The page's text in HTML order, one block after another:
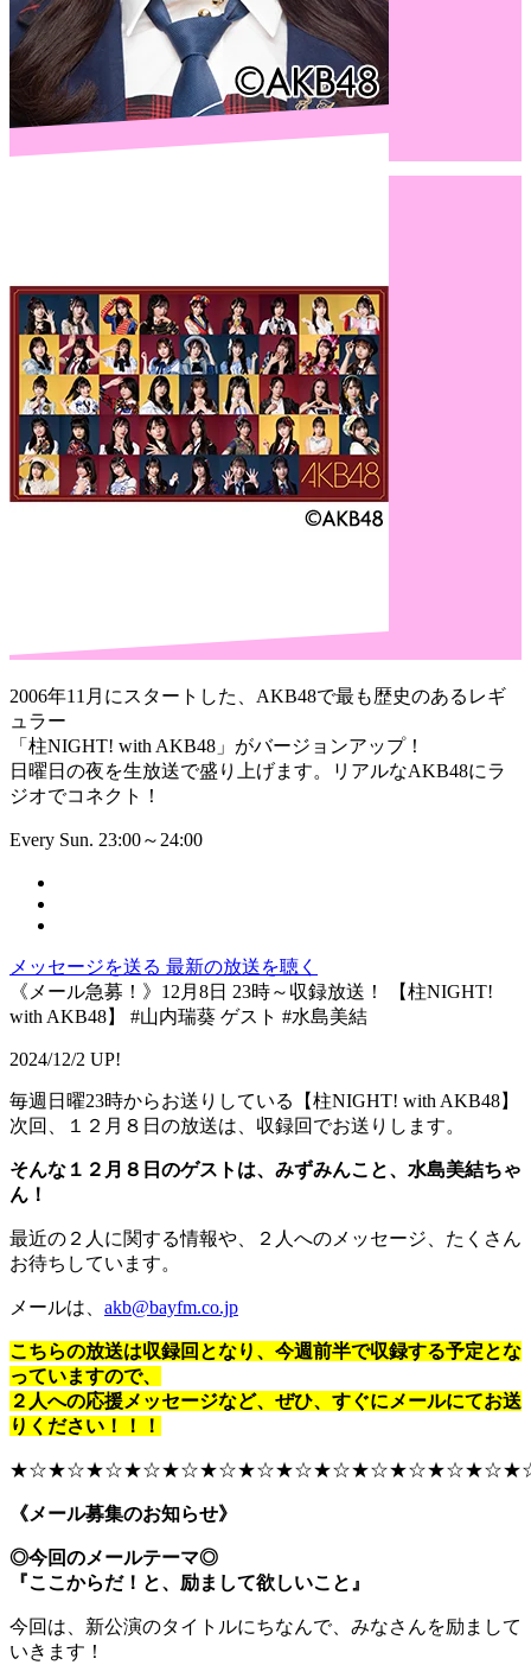
2006年11月にスタートした、AKB48で最も歴史のあるレギ
ュラー
「柱NIGHT! with AKB48」がバージョンアップ！
日曜日の夜を生放送で盛り上げます。リアルなAKB48にラ
ジオでコネクト！
Every Sun. 23:00～24:00
メッセージを送る 最新の放送を聴く
《メール急募！》12月8日 23時～収録放送！ 【柱NIGHT!
with AKB48】 #山内瑞葵 ゲスト #水島美結
2024/12/2 UP!
毎週日曜23時からお送りしている【柱NIGHT! with AKB48】
次回、１２月８日の放送は、収録回でお送りします。
そんな１２月８日のゲストは、みずみんこと、水島美結ちゃ
ん！
最近の２人に関する情報や、２人へのメッセージ、たくさん
お待ちしています。
メールは、 akb@bayfm.co.jp
こちらの放送は収録回となり、今週前半で収録する予定とな
っていますので、
２人への応援メッセージなど、ぜひ、すぐにメールにてお送
りください！！！
《メール募集のお知らせ》
◎今回のメールテーマ◎
『ここからだ！と、励まして欲しいこと』
今回は、新公演のタイトルにちなんで、みなさんを励まして
いきます！